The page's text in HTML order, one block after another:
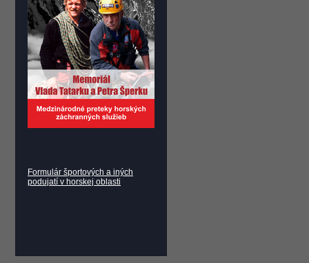
Formulár športových a iných
podujatí v horskej oblasti